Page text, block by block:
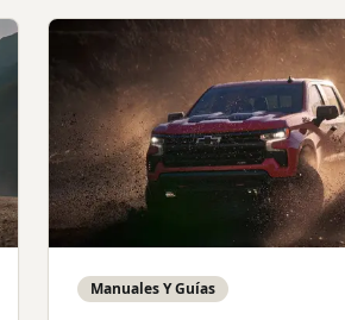
Manuales Y Guías